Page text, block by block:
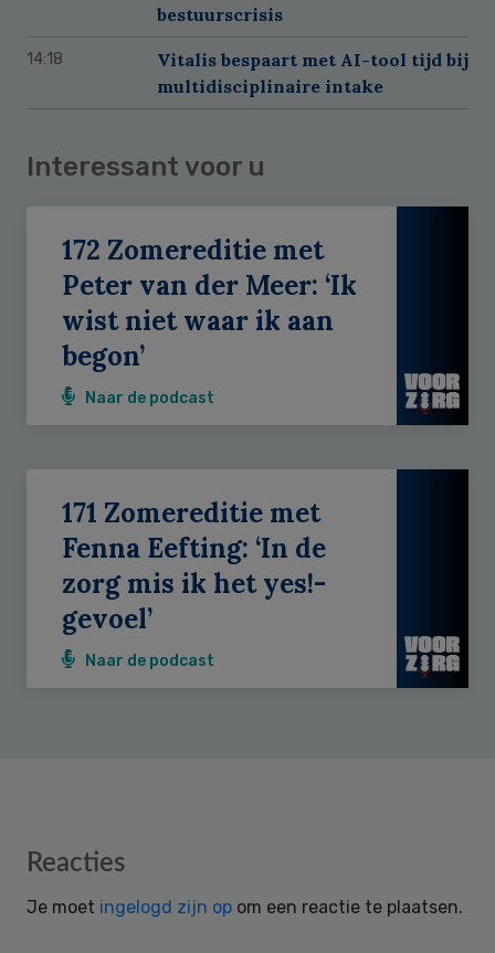
bestuurscrisis
14:18
Vitalis bespaart met AI-tool tijd bij
multidisciplinaire intake
Interessant voor u
172 Zomereditie met
Peter van der Meer: ‘Ik
wist niet waar ik aan
begon’
Naar de podcast
171 Zomereditie met
Fenna Eefting: ‘In de
zorg mis ik het yes!-
gevoel’
Naar de podcast
Reader
Reacties
Je moet ingelogd zijn op om een reactie te plaatsen.